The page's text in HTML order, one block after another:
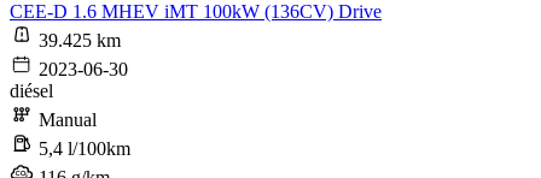
CEE-D 1.6 MHEV iMT 100kW (136CV) Drive
39.425 km
2023-06-30
diésel
Manual
5,4 l/100km